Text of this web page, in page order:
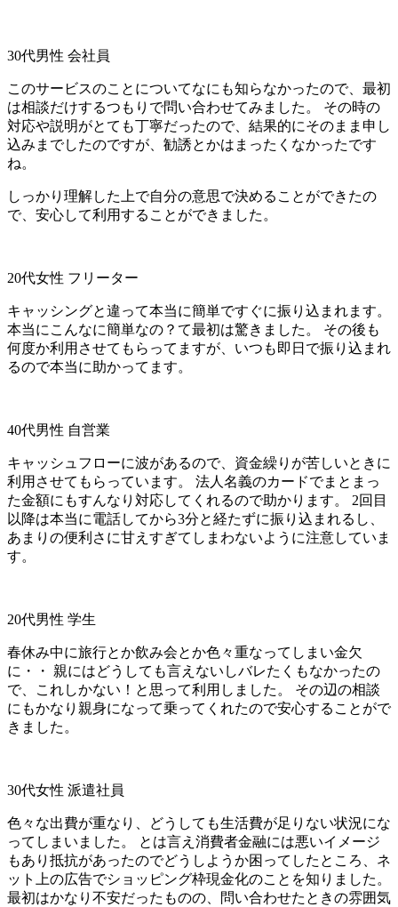
30代男性 会社員
このサービスのことについてなにも知らなかったので、最初
は相談だけするつもりで問い合わせてみました。 その時の
対応や説明がとても丁寧だったので、結果的にそのまま申し
込みまでしたのですが、勧誘とかはまったくなかったです
ね。
しっかり理解した上で自分の意思で決めることができたの
で、安心して利用することができました。
20代女性 フリーター
キャッシングと違って本当に簡単ですぐに振り込まれます。
本当にこんなに簡単なの？て最初は驚きました。 その後も
何度か利用させてもらってますが、いつも即日で振り込まれ
るので本当に助かってます。
40代男性 自営業
キャッシュフローに波があるので、資金繰りが苦しいときに
利用させてもらっています。 法人名義のカードでまとまっ
た金額にもすんなり対応してくれるので助かります。 2回目
以降は本当に電話してから3分と経たずに振り込まれるし、
あまりの便利さに甘えすぎてしまわないように注意していま
す。
20代男性 学生
春休み中に旅行とか飲み会とか色々重なってしまい金欠
に・・ 親にはどうしても言えないしバレたくもなかったの
で、これしかない！と思って利用しました。 その辺の相談
にもかなり親身になって乗ってくれたので安心することがで
きました。
30代女性 派遣社員
色々な出費が重なり、どうしても生活費が足りない状況にな
ってしまいました。 とは言え消費者金融には悪いイメージ
もあり抵抗があったのでどうしようか困ってしたところ、ネ
ット上の広告でショッピング枠現金化のことを知りました。
最初はかなり不安だったものの、問い合わせたときの雰囲気